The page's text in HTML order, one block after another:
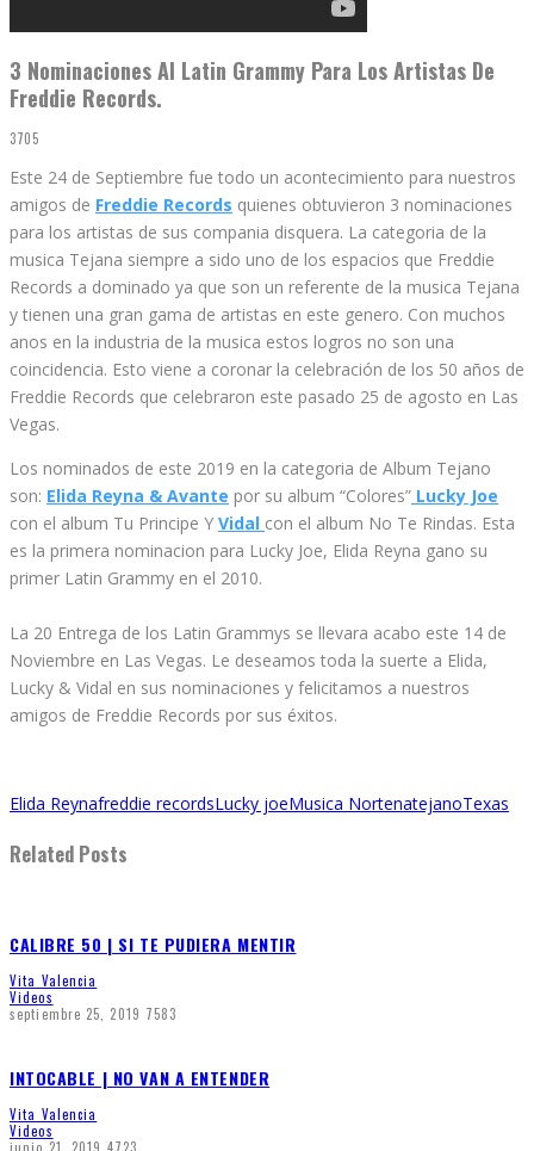
3 Nominaciones Al Latin Grammy Para Los Artistas De
Freddie Records.
3705
Este 24 de Septiembre fue todo un acontecimiento para nuestros
amigos de Freddie Records quienes obtuvieron 3 nominaciones
para los artistas de sus compania disquera. La categoria de la
musica Tejana siempre a sido uno de los espacios que Freddie
Records a dominado ya que son un referente de la musica Tejana
y tienen una gran gama de artistas en este genero. Con muchos
anos en la industria de la musica estos logros no son una
coincidencia. Esto viene a coronar la celebración de los 50 años de
Freddie Records que celebraron este pasado 25 de agosto en Las
Vegas.
Los nominados de este 2019 en la categoria de Album Tejano
son: Elida Reyna & Avante por su album “Colores” Lucky Joe
con el album Tu Principe Y Vidal con el album No Te Rindas. Esta
es la primera nominacion para Lucky Joe, Elida Reyna gano su
primer Latin Grammy en el 2010.
La 20 Entrega de los Latin Grammys se llevara acabo este 14 de
Noviembre en Las Vegas. Le deseamos toda la suerte a Elida,
Lucky & Vidal en sus nominaciones y felicitamos a nuestros
amigos de Freddie Records por sus éxitos.
Elida Reynafreddie recordsLucky joeMusica NortenatejanoTexas
Related Posts
CALIBRE 50 | SI TE PUDIERA MENTIR
Vita Valencia
Videos
septiembre 25, 2019 7583
INTOCABLE | NO VAN A ENTENDER
Vita Valencia
Videos